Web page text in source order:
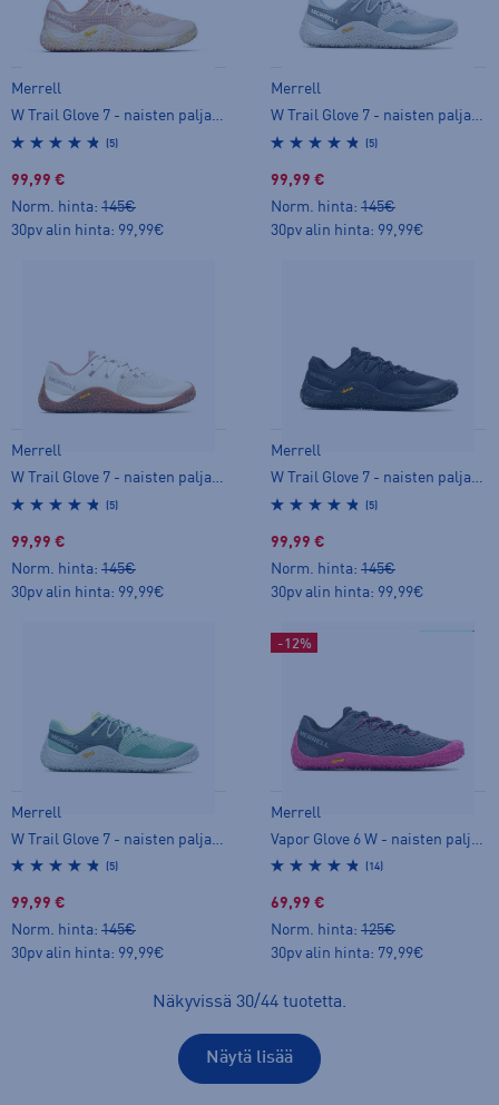
Merrell
W Trail Glove 7 - naisten paljasjalkakengät
(5)
99,99 €
Norm. hinta: 145€
30pv alin hinta: 99,99€
Merrell
W Trail Glove 7 - naisten paljasjalkakengät
(5)
99,99 €
Norm. hinta: 145€
30pv alin hinta: 99,99€
Merrell
W Trail Glove 7 - naisten paljasjalkakengät
(5)
99,99 €
Norm. hinta: 145€
30pv alin hinta: 99,99€
Merrell
W Trail Glove 7 - naisten paljasjalkakengät
(5)
99,99 €
Norm. hinta: 145€
30pv alin hinta: 99,99€
Merrell
(5)
99,99 €
Norm. hinta: 145€
30pv alin hinta: 99,99€
-12%
Merrell
(14)
69,99 €
Norm. hinta: 125€
30pv alin hinta: 79,99€
Näkyvissä 30/44 tuotetta.
Näytä lisää